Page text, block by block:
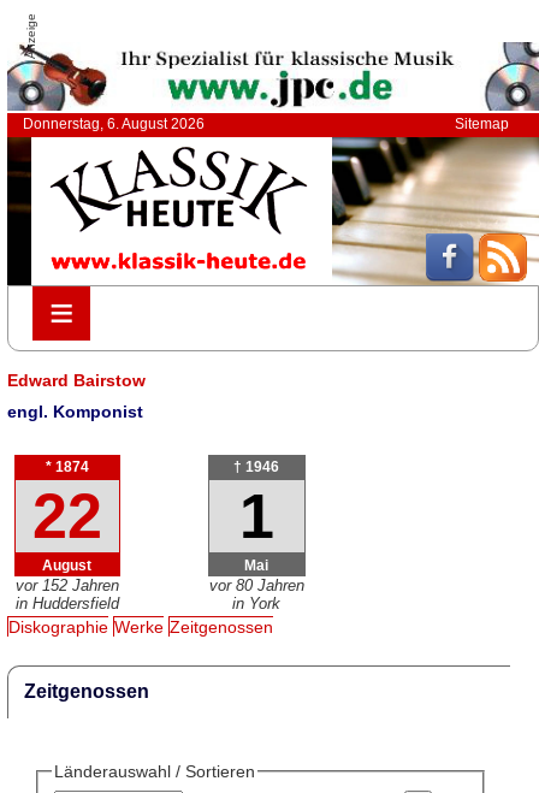
Anzeige
Donnerstag, 6. August 2026 Sitemap
≡
≡
Edward Bairstow
engl. Komponist
* 1874
22
August
vor 152 Jahren
in Huddersfield
† 1946
1
Mai
vor 80 Jahren
in York
Diskographie Werke Zeitgenossen
Zeitgenossen
Länderauswahl / Sortieren